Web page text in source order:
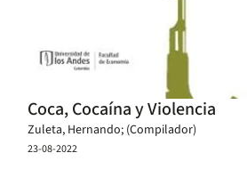
Coca, Cocaína y Violencia
Zuleta, Hernando; (Compilador)
23-08-2022